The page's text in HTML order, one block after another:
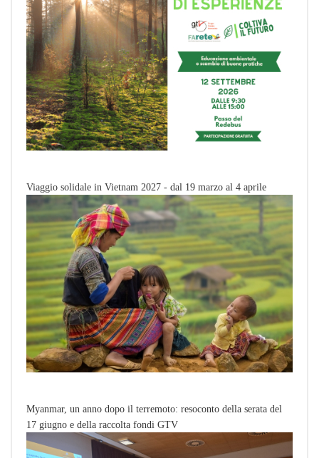
Viaggio solidale in Vietnam 2027 - dal 19 marzo al 4 aprile
Myanmar, un anno dopo il terremoto: resoconto della serata del
17 giugno e della raccolta fondi GTV